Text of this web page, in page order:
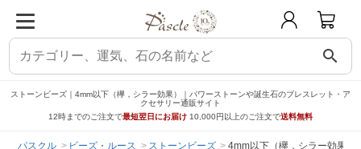
search
ストーンビーズ｜4mm以下（欅，シラー効果）｜パワーストーンや誕生石のブレスレット・ア
クセサリー通販サイト
12時までのご注文で最短翌日にお届け 10,000円以上のご注文で送料無料
パスクル ビーズ・ルース ストーンビーズ 4mm以下（欅，シラー効果）